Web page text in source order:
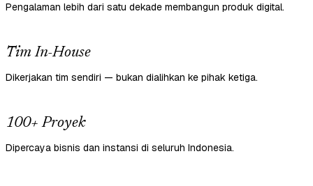
Pengalaman lebih dari satu dekade membangun produk digital.
Tim In-House
Dikerjakan tim sendiri — bukan dialihkan ke pihak ketiga.
100+ Proyek
Dipercaya bisnis dan instansi di seluruh Indonesia.